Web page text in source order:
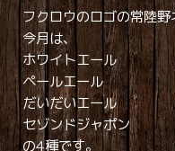
フクロウのロゴの常陸
今月は、
ホワイトエール
ペールエール
だいだいエール
セゾンドジャポン
の4種です。